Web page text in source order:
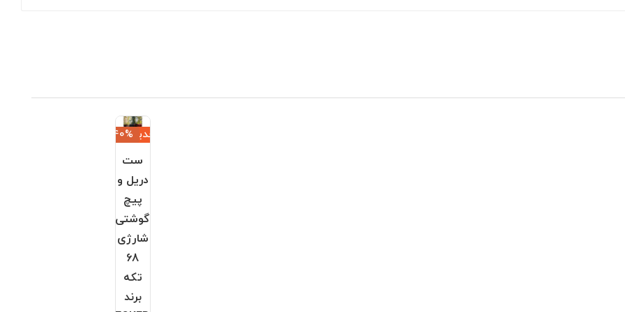
جدید‎−40%
ست
دریل و
پیچ
گوشتی
شارژی
68
تکه
برند